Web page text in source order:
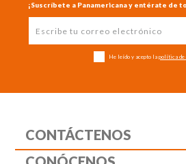
¡Suscríbete a Panamericana y entérate de
He leído y acepto la política de
CONTÁCTENOS